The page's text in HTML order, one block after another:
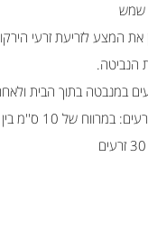
שמש
את המצע לזריעת זרעי
הנביטה.
במנבטה בתוך הבית ולאחר
השתילים ועומק 0.5 ס''מ באדמה.